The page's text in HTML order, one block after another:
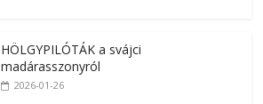
HÖLGYPILÓTÁK a svájci
madárasszonyról
2026-01-26